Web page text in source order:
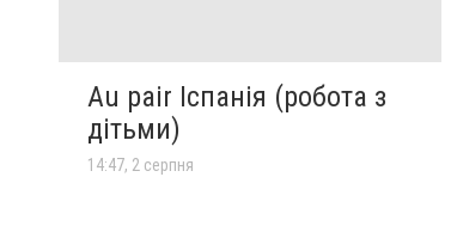
Au pair Іспанія (робота з
дітьми)
14:47, 2 серпня